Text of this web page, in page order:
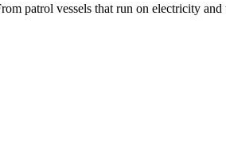
patrol vessels that run on electricity